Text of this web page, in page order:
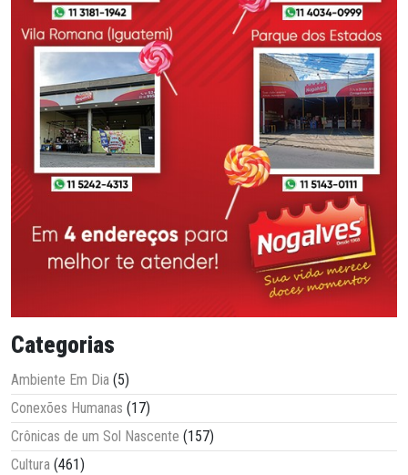
Categorias
Ambiente Em Dia (5)
Conexões Humanas (17)
Crônicas de um Sol Nascente (157)
Cultura (461)